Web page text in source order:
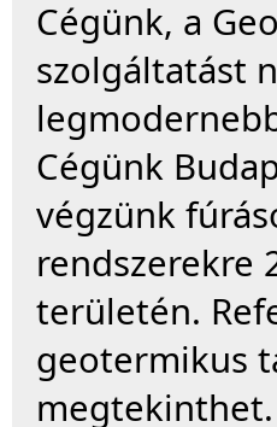
Cégünk, a
szolgáltatást
Cégünk
végzünk
rendszerekre
területén.
geotermikus
megtekinthet.